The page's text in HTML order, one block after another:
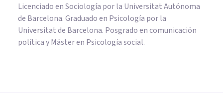
Licenciado en Sociología por la Universitat Autónoma
de Barcelona. Graduado en Psicología por la
Universitat de Barcelona. Posgrado en comunicación
política y Máster en Psicología social.